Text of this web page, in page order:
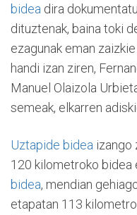
bidea dira
dituztenak, baina toki
ezagunak eman
handi izan ziren,
Manuel Olaizola
semeak, elkarren
Uztapide bidea izango
120 kilometroko bidea
bidea, mendian
etapatan 113